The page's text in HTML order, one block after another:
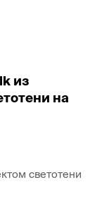
из
на
светотени